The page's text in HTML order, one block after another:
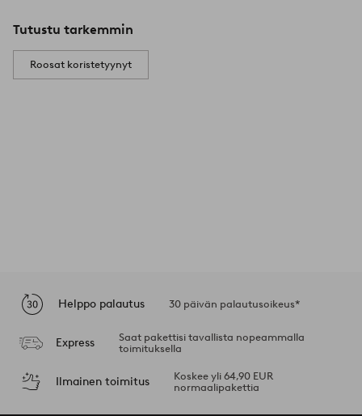
Tutustu tarkemmin
Roosat koristetyynyt
Helppo palautus 30 päivän palautusoikeus*
Express
Saat pakettisi tavallista nopeammalla
toimituksella
Ilmainen toimitus
Koskee yli 64,90 EUR
normaalipakettia